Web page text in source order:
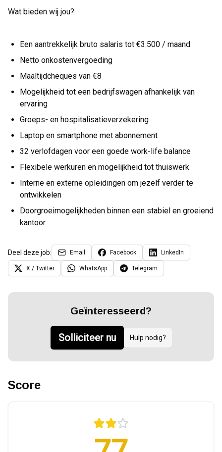
Wat bieden wij jou?
Een aantrekkelijk bruto salaris tot €3.500 / maand
Netto onkostenvergoeding
Maaltijdcheques van €8
Mogelijkheid tot een bedrijfswagen afhankelijk van
ervaring
Groeps- en hospitalisatieverzekering
Laptop en smartphone met abonnement
32 verlofdagen voor een goede work-life balance
Flexibele werkuren en mogelijkheid tot thuiswerk
Interne en externe opleidingen om jezelf verder te
ontwikkelen
Doorgroeimogelijkheden binnen een stabiel en groeiend
kantoor
Deel deze job: Email Facebook LinkedIn
X / Twitter WhatsApp Telegram
Geïnteresseerd?
Solliciteer nu Hulp nodig?
Score